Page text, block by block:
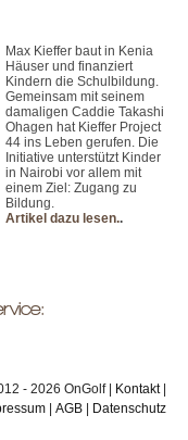
Max Kieffer baut in Kenia
Häuser und finanziert
Kindern die Schulbildung.
Gemeinsam mit seinem
damaligen Caddie Takashi
Ohagen hat Kieffer Project
44 ins Leben gerufen. Die
Initiative unterstützt Kinder
in Nairobi vor allem mit
einem Ziel: Zugang zu
Bildung.
Artikel dazu lesen..
- 2026 OnGolf | Kontakt|
AGB Datenschutz